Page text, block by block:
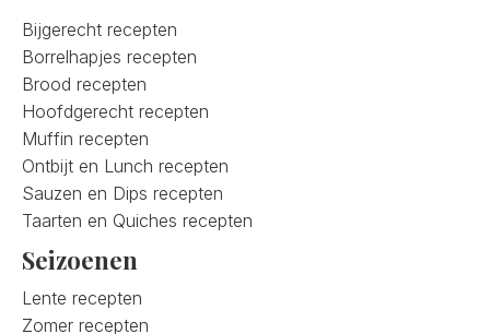
Bijgerecht recepten
Borrelhapjes recepten
Brood recepten
Hoofdgerecht recepten
Muffin recepten
Ontbijt en Lunch recepten
Sauzen en Dips recepten
Taarten en Quiches recepten
Seizoenen
Lente recepten
Zomer recepten